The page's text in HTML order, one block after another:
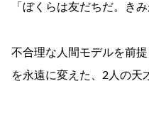
「ぼくらは友だちだ。き
不合理な人間モデルを前
を永遠に変えた、2人の天